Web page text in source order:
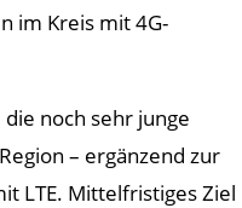
im Kreis mit 4G-
noch sehr junge
– ergänzend zur
LTE. Mittelfristiges Ziel